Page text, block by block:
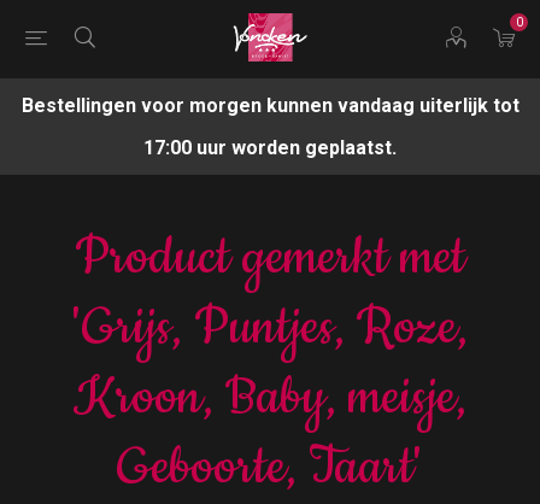
0
Bestellingen voor morgen kunnen vandaag uiterlijk tot
17:00 uur worden geplaatst.
Product gemerkt met
'Grijs, Puntjes, Roze,
Kroon, Baby, meisje,
Geboorte, Taart'